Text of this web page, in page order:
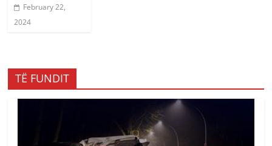
February 22,
2024
TË FUNDIT